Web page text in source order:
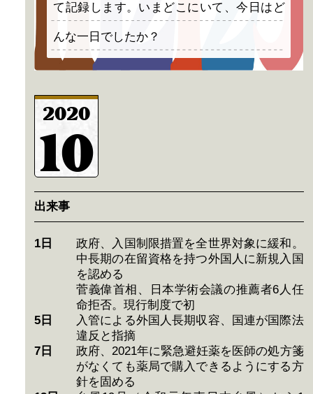
て記録します。いまどこにいて、今日はど
んな一日でしたか？
2020
10
出来事
1日
政府、入国制限措置を全世界対象に緩和。
中長期の在留資格を持つ外国人に新規入国
を認める
菅義偉首相、日本学術会議の推薦者6人任
命拒否。現行制度で初
5日
入管による外国人長期収容、国連が国際法
違反と指摘
7日
政府、2021年に緊急避妊薬を医師の処方箋
がなくても薬局で購入できるようにする方
針を固める